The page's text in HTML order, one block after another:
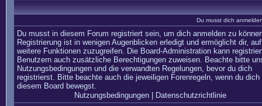
Du musst dich
Du musst in diesem Forum registriert sein, um dich anmelden zu
Registrierung ist in wenigen Augenblicken erledigt und ermöglicht dir, auf
weitere Funktionen zuzugreifen. Die Board-Administration kann
Benutzern auch zusätzliche Berechtigungen zuweisen. Beachte bitte
Nutzungsbedingungen und die verwandten Regelungen, bevor du dich
registrierst. Bitte beachte auch die jeweiligen Forenregeln, wenn du dich
diesem Board bewegst.
Nutzungsbedingungen| Datenschutzrichtlinie